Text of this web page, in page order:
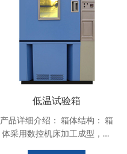
低温试验箱
产品详细介绍： 箱体结构： 箱
体采用数控机床加工成型，造